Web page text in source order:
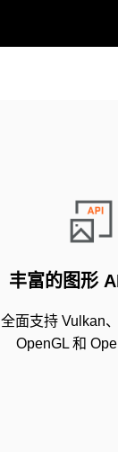
丰富的图形
全面支持 Vulkan
OpenGL 和